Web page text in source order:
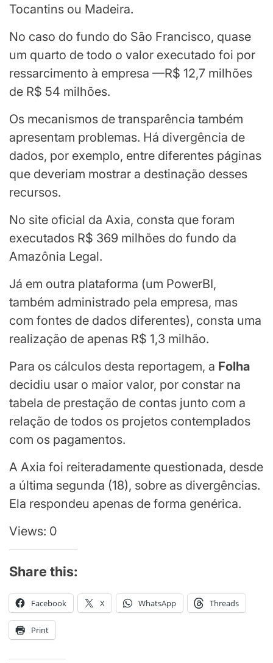
Tocantins ou Madeira.
No caso do fundo do São Francisco, quase
um quarto de todo o valor executado foi por
ressarcimento à empresa —R$ 12,7 milhões
de R$ 54 milhões.
Os mecanismos de transparência também
apresentam problemas. Há divergência de
dados, por exemplo, entre diferentes páginas
que deveriam mostrar a destinação desses
recursos.
No site oficial da Axia, consta que foram
executados R$ 369 milhões do fundo da
Amazônia Legal.
Já em outra plataforma (um PowerBI,
também administrado pela empresa, mas
com fontes de dados diferentes), consta uma
realização de apenas R$ 1,3 milhão.
Para os cálculos desta reportagem, a Folha
decidiu usar o maior valor, por constar na
tabela de prestação de contas junto com a
relação de todos os projetos contemplados
com os pagamentos.
A Axia foi reiteradamente questionada, desde
a última segunda (18), sobre as divergências.
Ela respondeu apenas de forma genérica.
Views: 0
Share this:
Facebook X WhatsApp Threads
Print